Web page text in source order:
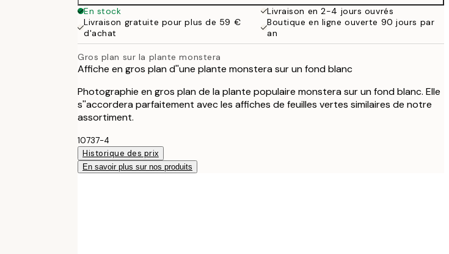
32,45 €
En stock
Livraison en 2-4 jours ouvrés
Livraison gratuite pour plus de 59 €
d'achat
Boutique en ligne ouverte 90 jours par
an
Gros plan sur la plante monstera
Affiche en gros plan d''une plante monstera sur un fond blanc
Photographie en gros plan de la plante populaire monstera sur un fond blanc. Elle
s''accordera parfaitement avec les affiches de feuilles vertes similaires de notre
assortiment.
10737-4
Historique des prix
En savoir plus sur nos produits